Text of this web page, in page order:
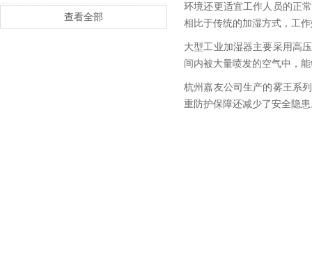
查看全部
环境还更适宜工作人员的正
相比于传统的加湿方式，工
大型工业加湿器主要采用高
间内被大量喷发的空气中，
杭州嘉友公司生产的雾王系列
重防护保障还减少了安全隐